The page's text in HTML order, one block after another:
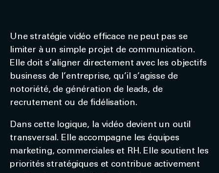
Une stratégie vidéo efficace ne peut pas se
limiter à un simple projet de communication.
Elle doit s’aligner directement avec les objectifs
business de l’entreprise, qu’il s’agisse de
notoriété, de génération de leads, de
recrutement ou de fidélisation.
Dans cette logique, la vidéo devient un outil
transversal. Elle accompagne les équipes
marketing, commerciales et RH. Elle soutient les
priorités stratégiques et contribue activement